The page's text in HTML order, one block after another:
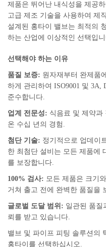
제품은 뛰어난 내식성을 제공
고급 제조 기술을 사용하여 제
설계된 홍타이 밸브는 최적의
하는 산업에 이상적인 선택입
선택해야 하는 이유
품질 보증: 원자재부터 완제품
하게 관리하여 ISO9001 및 3A,
준수합니다.
업계 전문성: 식음료 및 제약과
온 수십 년의 경험.
첨단 기술: 정기적으로 업데이
한 최첨단 설비는 모든 제품에
를 보장합니다.
100% 검사: 모든 제품은 크기
거쳐 출고 전에 완벽한 품질을
글로벌 도달 범위: 일관된 품질
뢰를 받고 있습니다.
밸브 및 파이프 피팅 솔루션의
홍타이를 선택하십시오.